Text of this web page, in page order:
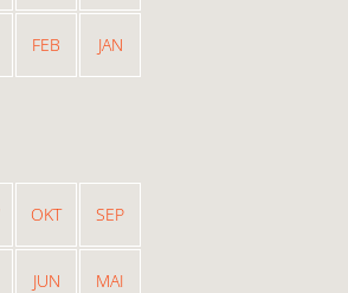
FEB JAN
OKT SEP
JUN MAI